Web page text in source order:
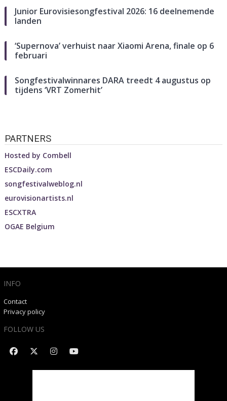
Junior Eurovisiesongfestival 2026: 16 deelnemende
landen
‘Supernova’ verhuist naar Xiaomi Arena, finale op 6
februari
Songfestivalwinnares DARA treedt 4 augustus op
tijdens ‘VRT Zomerhit’
PARTNERS
Hosted by Combell
ESCDaily.com
songfestivalweblog.nl
eurovisionartists.nl
ESCXTRA
OGAE Belgium
INFO
Contact
Privacy policy
FOLLOW US